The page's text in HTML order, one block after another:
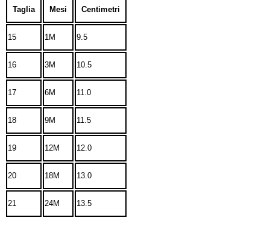
Taglia Mesi Centimetri
15 1M 9.5
16 3M 10.5
17 6M 11.0
18 9M 11.5
19 12M 12.0
20 18M 13.0
21 24M 13.5